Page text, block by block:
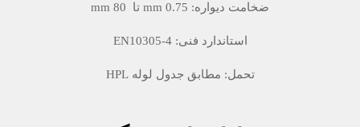
ضخامت دیواره: mm 0.75 تا mm 80
استاندارد فنی: EN10305-4
تحمل: مطابق جدول لوله HPL